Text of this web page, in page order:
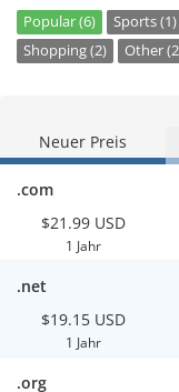
Popular (6) Sports (1)
Shopping (2)
Other
Neuer Preis
.com
$21.99 USD
1 Jahr
.net
$19.15 USD
1 Jahr
.org